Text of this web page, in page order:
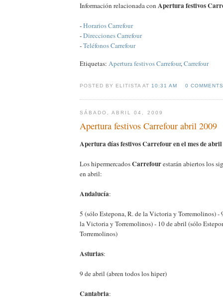
Información relacionada con Apertura festivos
-Horarios Carrefour
-Direcciones Carrefour
-Teléfonos Carrefour
Etiquetas: Apertura festivos Carrefour,Carrefour
POSTED BY ELITISTA AT10:31 AM 0 COMMENTS
SÁBADO, ABRIL 04, 2009
Apertura festivos Carrefour abril 2009
Apertura días festivos Carrefour en el mes de abril
Los hipermercadosCarrefourestarán abiertos los
en abril:
Andalucía:
5 (sólo Estepona, R. de la Victoria y Torremolinos) -
la Victoria y Torremolinos) - 10 de abril (sólo
Torremolinos)
Asturias:
9 de abril (abren todos los hiper)
Cantabria: